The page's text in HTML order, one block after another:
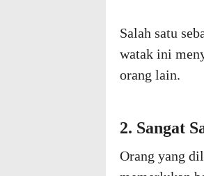
Salah satu
watak ini
orang lain.
2. Sangat
Orang yang